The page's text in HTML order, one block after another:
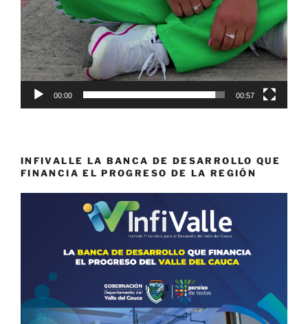
00:00 00:57
INFIVALLE LA BANCA DE DESARROLLO QUE
FINANCIA EL PROGRESO DE LA REGIÓN